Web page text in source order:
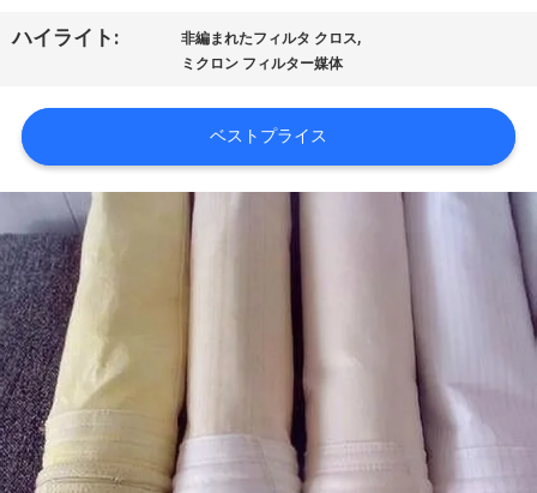
品
管
理
私
達
に
連
絡
ハイライト: 非編まれたフィルタ クロス,
ミクロン フィルター媒体
ベストプライス